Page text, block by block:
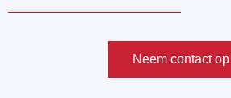
Neem contact op